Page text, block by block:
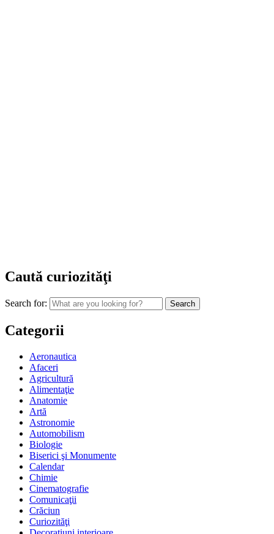
Caută curiozităţi
Search for:
Categorii
Aeronautica
Afaceri
Agricultură
Alimentaţie
Anatomie
Artă
Astronomie
Automobilism
Biologie
Biserici şi Monumente
Calendar
Chimie
Cinematografie
Comunicaţii
Crăciun
Curiozităţi